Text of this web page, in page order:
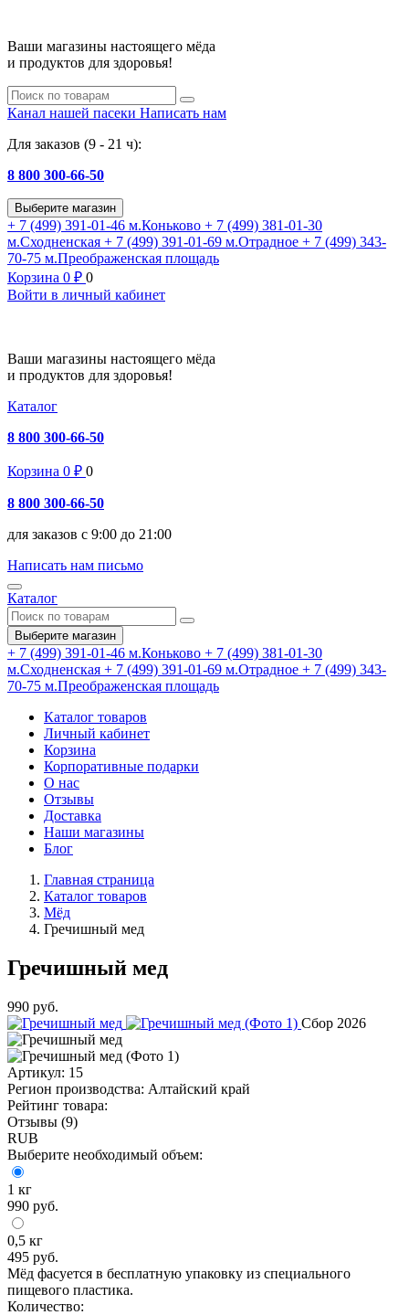
Ваши магазины настоящего мёда
и продуктов для здоровья!
Канал нашей пасеки Написать нам
Для заказов (9 - 21 ч):
8 800 300-66-50
Выберите магазин
+ 7 (499) 391-01-46 м.Коньково + 7 (499) 381-01-30
м.Сходненская + 7 (499) 391-01-69 м.Отрадное + 7 (499) 343-
70-75 м.Преображенская площадь
Корзина 0 ₽ 0
Войти в личный кабинет
Ваши магазины настоящего мёда
и продуктов для здоровья!
Каталог
8 800 300-66-50
Корзина 0 ₽ 0
8 800 300-66-50
для заказов с 9:00 до 21:00
Написать нам письмо
Каталог
Выберите магазин
+ 7 (499) 391-01-46 м.Коньково + 7 (499) 381-01-30
м.Сходненская + 7 (499) 391-01-69 м.Отрадное + 7 (499) 343-
70-75 м.Преображенская площадь
Каталог товаров
Личный кабинет
Корзина
Корпоративные подарки
О нас
Отзывы
Доставка
Наши магазины
Блог
Главная страница
Каталог товаров
Мёд
Гречишный мед
Гречишный мед
990 руб.
Сбор 2026
Артикул: 15
Регион производства: Алтайский край
Рейтинг товара:
Отзывы (9)
RUB
Выберите необходимый объем:
1 кг
990 руб.
0,5 кг
495 руб.
Мёд фасуется в бесплатную упаковку из специального
пищевого пластика.
Количество: